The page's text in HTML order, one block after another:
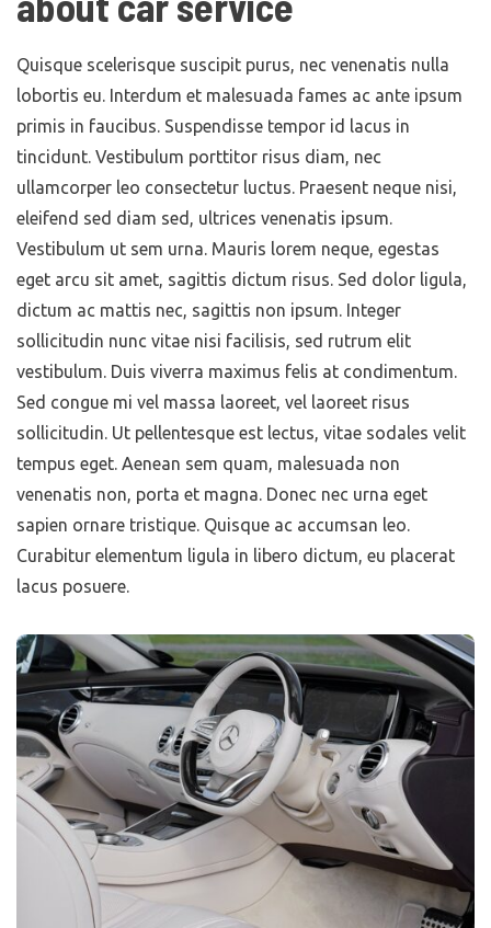
Quisque scelerisque suscipit purus, nec venenatis nulla
lobortis eu. Interdum et malesuada fames ac ante ipsum
primis in faucibus. Suspendisse tempor id lacus in
tincidunt. Vestibulum porttitor risus diam, nec
ullamcorper leo consectetur luctus. Praesent neque nisi,
eleifend sed diam sed, ultrices venenatis ipsum.
Vestibulum ut sem urna. Mauris lorem neque, egestas
eget arcu sit amet, sagittis dictum risus. Sed dolor ligula,
dictum ac mattis nec, sagittis non ipsum. Integer
sollicitudin nunc vitae nisi facilisis, sed rutrum elit
vestibulum. Duis viverra maximus felis at condimentum.
Sed congue mi vel massa laoreet, vel laoreet risus
sollicitudin. Ut pellentesque est lectus, vitae sodales velit
tempus eget. Aenean sem quam, malesuada non
venenatis non, porta et magna. Donec nec urna eget
sapien ornare tristique. Quisque ac accumsan leo.
Curabitur elementum ligula in libero dictum, eu placerat
lacus posuere.